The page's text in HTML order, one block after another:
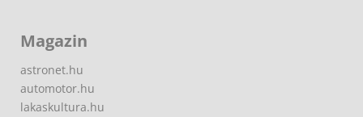
Magazin
astronet.hu
automotor.hu
lakaskultura.hu